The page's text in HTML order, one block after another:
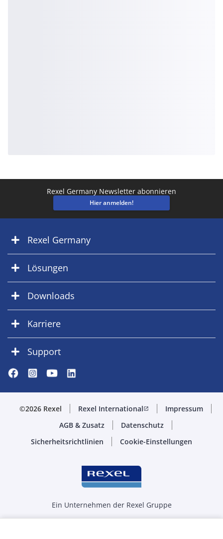
Rexel Germany Newsletter abonnieren
Hier anmelden!
Rexel Germany
Lösungen
Downloads
Karriere
Support
©2026 Rexel Rexel Internationalopen_in_new
Impressum
AGB & Zusatz
Datenschutz
Sicherheitsrichtlinien
Cookie-Einstellungen
Ein Unternehmen der Rexel Gruppe